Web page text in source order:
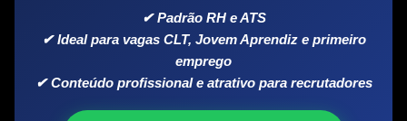
✔ Padrão RH e ATS
✔ Ideal para vagas CLT, Jovem Aprendiz e primeiro
emprego
✔ Conteúdo profissional e atrativo para recrutadores